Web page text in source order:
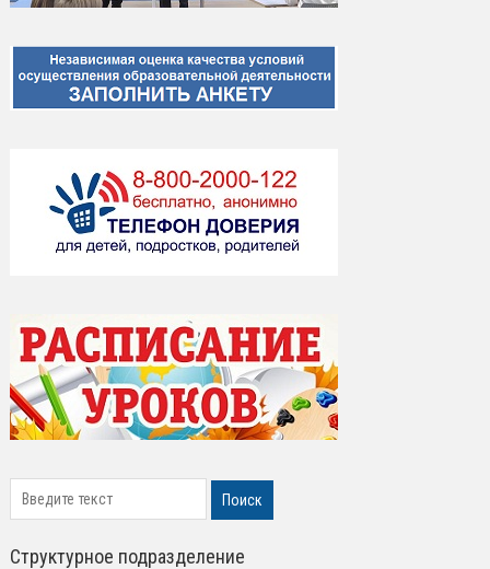
search
Поиск
Структурное подразделение